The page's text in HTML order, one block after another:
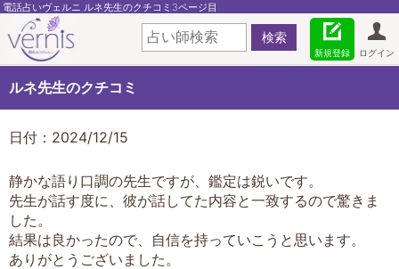
電話占いヴェルニ ルネ先生のクチコミ3ページ目
ログイン
新規登録
ルネ先生のクチコミ
日付：2024/12/15
静かな語り口調の先生ですが、鑑定は鋭いです。
先生が話す度に、彼が話してた内容と一致するので驚きま
した。
結果は良かったので、自信を持っていこうと思います。
ありがとうございました。